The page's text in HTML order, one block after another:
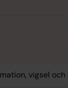
vigsel